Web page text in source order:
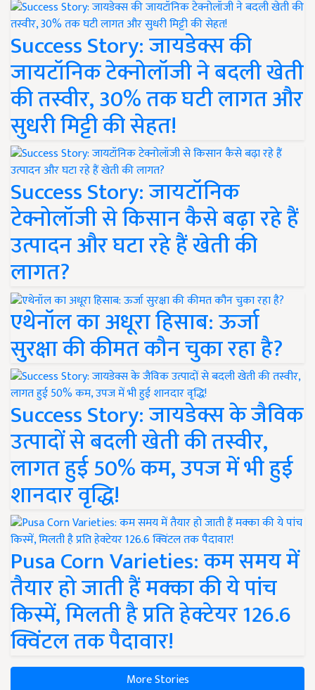
Success Story: जायडेक्स की
जायटॉनिक टेक्नोलॉजी ने बदली खेती
की तस्वीर, 30% तक घटी लागत और
सुधरी मिट्टी की सेहत!
Success Story: जायटॉनिक
टेक्नोलॉजी से किसान कैसे बढ़ा रहे हैं
उत्पादन और घटा रहे हैं खेती की
लागत?
एथेनॉल का अधूरा हिसाब: ऊर्जा
सुरक्षा की कीमत कौन चुका रहा है?
Success Story: जायडेक्स के जैविक
उत्पादों से बदली खेती की तस्वीर,
लागत हुई 50% कम, उपज में भी हुई
शानदार वृद्धि!
Pusa Corn Varieties: कम समय में
तैयार हो जाती हैं मक्का की ये पांच
किस्में, मिलती है प्रति हेक्टेयर 126.6
क्विंटल तक पैदावार!
More Stories